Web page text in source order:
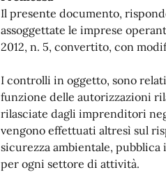
Il presente documento,
assoggettate le imprese
2012, n. 5, convertito, con
I controlli in oggetto, sono
funzione delle autorizzazioni
rilasciate dagli imprenditori
vengono effettuati altresì sul
sicurezza ambientale,
per ogni settore di attività.